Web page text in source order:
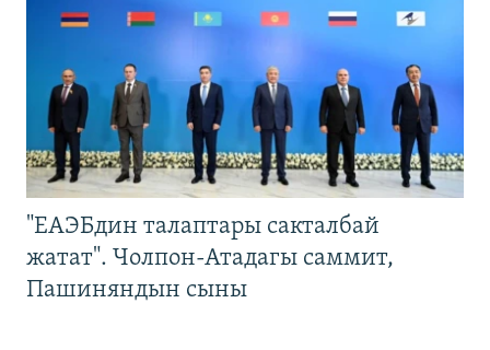
"ЕАЭБдин талаптары сакталбай
жатат". Чолпон-Атадагы саммит,
Пашиняндын сыны